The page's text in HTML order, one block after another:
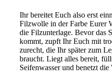
Ihr bereitet Euch also erst
Filzwolle in der Farbe Eurer
die Filzunterlage. Bevor das
kommt, zupft Ihr Euch mit
zurecht, die Ihr später zum
braucht. Liegt alles bereit,
Seifenwasser und benetzt